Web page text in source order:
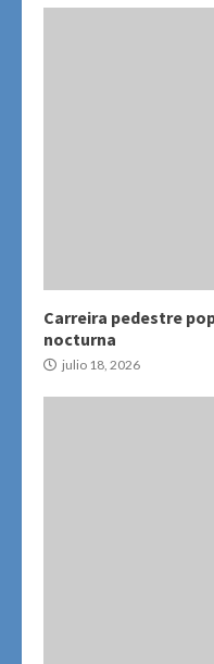
Carreira pedestre
nocturna
julio 18, 2026